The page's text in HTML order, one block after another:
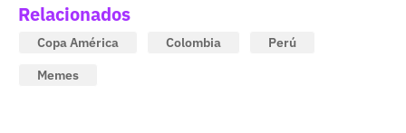
Relacionados
Copa América Colombia
Perú
Memes